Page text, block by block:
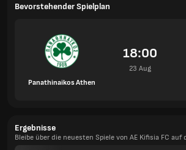
Bevorstehender Spielplan
Panathinaikos Athen
18:00
23 Aug
Ergebnisse
Bleibe über die neuesten Spiele von AE Kifisia FC auf